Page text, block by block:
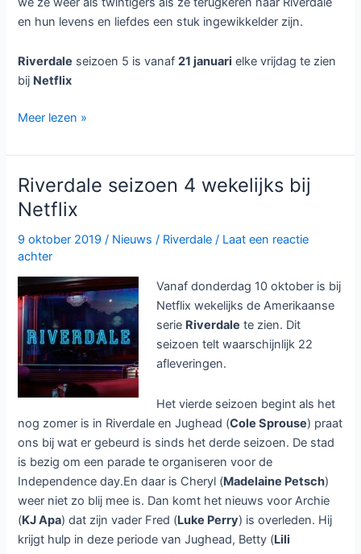
en hun levens en liefdes een stuk ingewikkelder zijn.
Riverdale seizoen 5 is vanaf21 januari elke vrijdag te zien
bij Netflix
Riverdale
5
bij
Netflix
Meer lezen »
Riverdale seizoen 4 wekelijks bij
Netflix
9 oktober 2019 / Nieuws / Riverdale / Laat een reactie
achter
Vanaf donderdag 10 oktober is bij
Netflix wekelijks de Amerikaanse
serie Riverdale te zien. Dit
seizoen telt waarschijnlijk 22
afleveringen.
Het vierde seizoen begint als het
nog zomer is in Riverdale en Jughead (Cole Sprouse) praat
ons bij wat er gebeurd is sinds het derde seizoen. De stad
is bezig om een parade te organiseren voor de
Independence day.En daar is Cheryl (Madelaine Petsch)
weer niet zo blij mee is. Dan komt het nieuws voor Archie
(KJ Apa) dat zijn vader Fred (Luke Perry) is overleden. Hij
krijgt hulp in deze periode van Jughead, Betty (Lili